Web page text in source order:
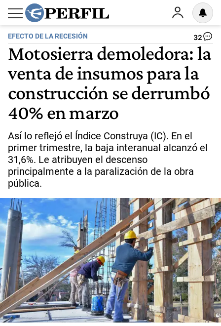
EFECTO DE LA RECESIÓN 32
Motosierra demoledora: la
venta de insumos para la
construcción se derrumbó
40% en marzo
Así lo reflejó el Índice Construya (IC). En el
primer trimestre, la baja interanual alcanzó el
31,6%. Le atribuyen el descenso
principalmente a la paralización de la obra
pública.